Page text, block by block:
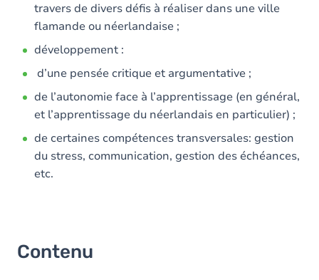
travers de divers défis à réaliser dans une ville
flamande ou néerlandaise ;
développement :
d’une pensée critique et argumentative ;
de l’autonomie face à l’apprentissage (en général,
et l’apprentissage du néerlandais en particulier) ;
de certaines compétences transversales: gestion
du stress, communication, gestion des échéances,
etc.
Contenu